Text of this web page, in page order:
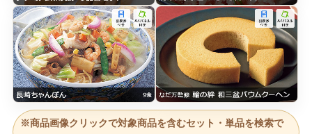
※商品画像クリックで対象商品を含むセット・単品を検索で